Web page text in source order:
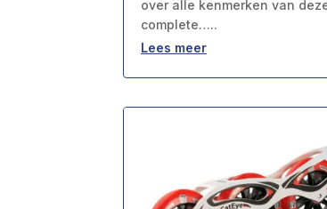
over alle kenmerken van
complete…..
Lees meer